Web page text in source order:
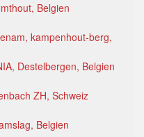
Belgien
kampenhout-berg,
Destelbergen, Belgien
ZH, Schweiz
Belgien